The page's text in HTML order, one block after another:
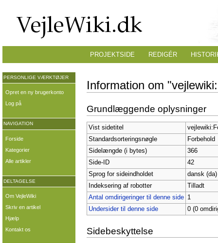
Information om
Grundlæggende oplysninger
Vist sidetitel
Standardsorteringsnøgle
Forbehold
Sidelængde (i bytes)
366
Side-ID
42
Sprog for sideindholdet
dansk (da)
Indeksering af robotter
Tilladt
Antal omdirigeringer til denne side
1
Undersider til denne side
0 (0
Sidebeskyttelse
PROJEKTSIDE REDIGÉR
PERSONLIGE VÆRKTØJER
Opret en ny brugerkonto
Log på
NAVIGATION
Forside
Kategorier
Alle artikler
DELTAGELSE
Om VejleWiki
Skriv en artikel
Hjælp
Kontakt os